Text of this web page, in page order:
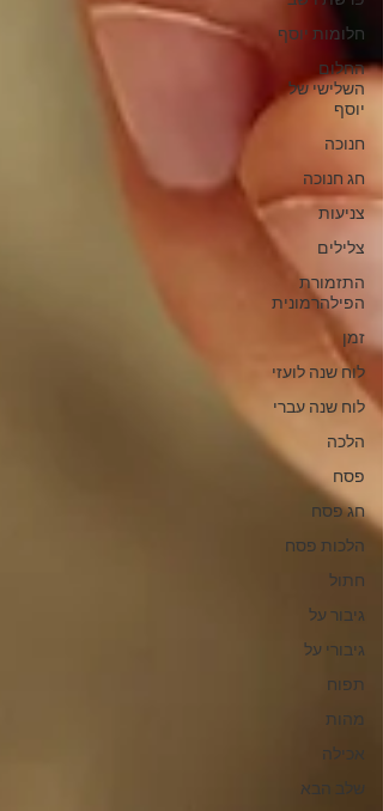
חלומות יוסף
החלום
השלישי של
יוסף
חנוכה
חג חנוכה
צניעות
צלילים
התזמורת
הפילהרמונית
זמן
לוח שנה לועזי
לוח שנה עברי
הלכה
פסח
חג פסח
הלכות פסח
חתול
גיבור על
גיבורי על
תפוח
מהות
אכילה
שלב הבא